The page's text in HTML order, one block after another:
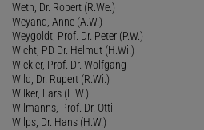
Weth, Dr. Robert (R.We.)
Weyand, Anne (A.W.)
Weygoldt, Prof. Dr. Peter (P.W.)
Wicht, PD Dr. Helmut (H.Wi.)
Wickler, Prof. Dr. Wolfgang
Wild, Dr. Rupert (R.Wi.)
Wilker, Lars (L.W.)
Wilmanns, Prof. Dr. Otti
Wilps, Dr. Hans (H.W.)